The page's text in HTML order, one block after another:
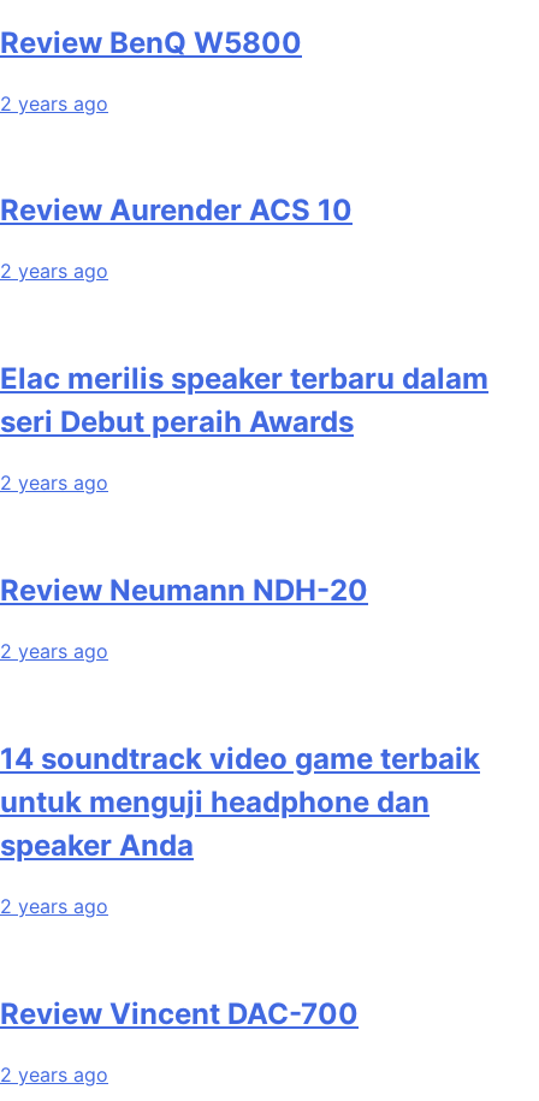
Review BenQ W5800
2 years ago
Review Aurender ACS 10
2 years ago
Elac merilis speaker terbaru dalam
seri Debut peraih Awards
2 years ago
Review Neumann NDH-20
2 years ago
14 soundtrack video game terbaik
untuk menguji headphone dan
speaker Anda
2 years ago
Review Vincent DAC-700
2 years ago